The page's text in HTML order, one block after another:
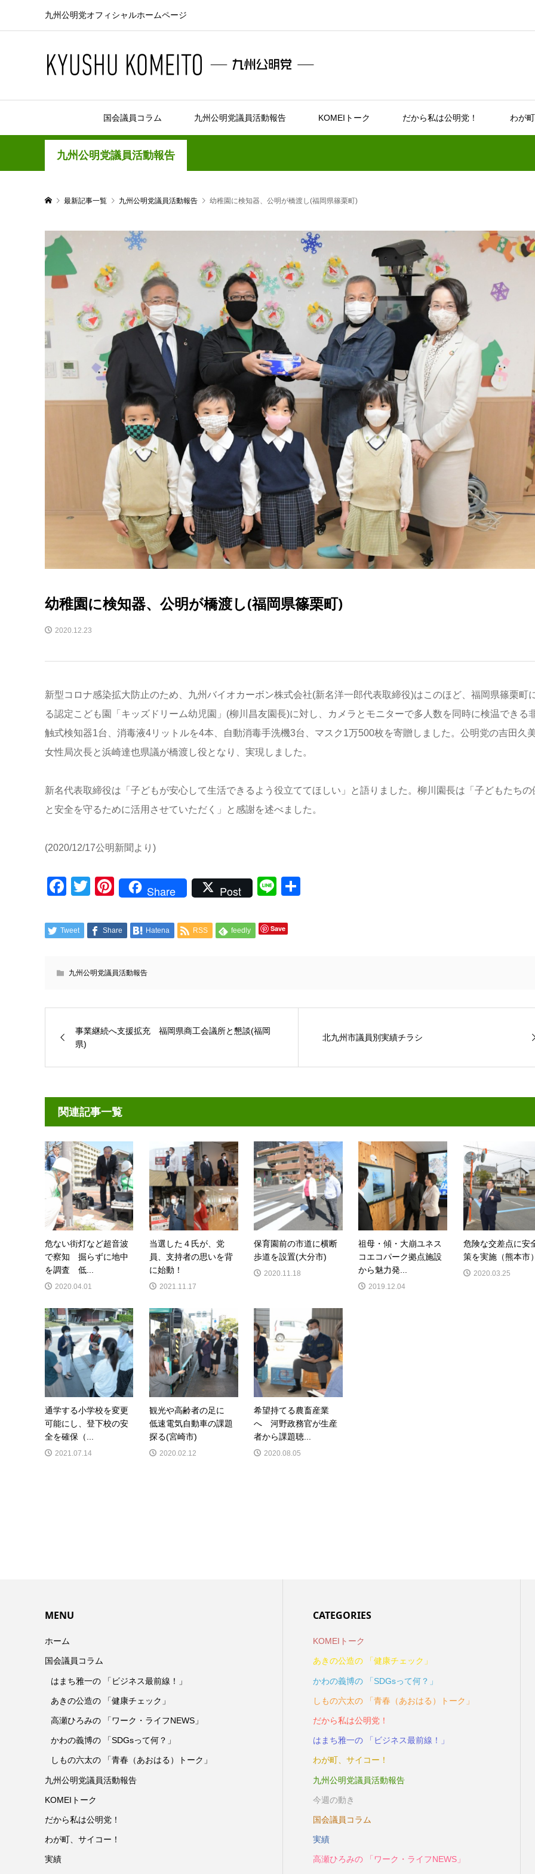
九州公明党オフィシャルホームページ
国会議員コラム 九州公明党議員活動報告 KOMEIトーク だから私は公明党！ わが
九州公明党議員活動報告
最新記事一覧 九州公明党議員活動報告 幼稚園に検知器、公明が橋渡し(福岡県篠栗町)
幼稚園に検知器、公明が橋渡し(福岡県篠栗町)
2020.12.23
新型コロナ感染拡大防止のため、九州バイオカーボン株式会社(新名洋一郎代表取締役)はこのほど、福岡県篠栗町
る認定こども園「キッズドリーム幼児園」(柳川昌友園長)に対し、カメラとモニターで多人数を同時に検温できる
触式検知器1台、消毒液4リットルを4本、自動消毒手洗機3台、マスク1万500枚を寄贈しました。公明党の吉田久
女性局次長と浜崎達也県議が橋渡し役となり、実現しました。
新名代表取締役は「子どもが安心して生活できるよう役立ててほしい」と語りました。柳川園長は「子どもたちの
と安全を守るために活用させていただく」と感謝を述べました。
(2020/12/17公明新聞より)
Facebook
TwitterPinterest
Share Post Line
Tweet Share Hatena RSS feedly Save
九州公明党議員活動報告
事業継続へ支援拡充 福岡県商工会議所と懇談(福岡
県)
北九州市議員別実績チラシ
関連記事一覧
危ない街灯など超音波
で察知 掘らずに地中
を調査 低...
2020.04.01
当選した４氏が、党
員、支持者の思いを背
に始動！
2021.11.17
保育園前の市道に横断
歩道を設置(大分市)
2020.11.18
祖母・傾・大崩ユネス
コエコパーク拠点施設
から魅力発...
2019.12.04
危険な交差点に安
策を実施（熊本市
2020.03.25
通学する小学校を変更
可能にし、登下校の安
全を確保（...
2021.07.14
観光や高齢者の足に
低速電気自動車の課題
探る(宮崎市)
2020.02.12
希望持てる農畜産業
へ 河野政務官が生産
者から課題聴...
2020.08.05
MENU
ホーム
国会議員コラム
はまち雅一の 「ビジネス最前線！」
あきの公造の 「健康チェック」
高瀬ひろみの 「ワーク・ライフNEWS」
かわの義博の 「SDGsって何？」
しもの六太の 「青春（あおはる）トーク」
九州公明党議員活動報告
KOMEIトーク
だから私は公明党！
わが町、サイコー！
実績
CATEGORIES
KOMEIトーク
あきの公造の 「健康チェック」
かわの義博の 「SDGsって何？」
しもの六太の 「青春（あおはる）トーク」
だから私は公明党！
はまち雅一の 「ビジネス最前線！」
わが町、サイコー！
九州公明党議員活動報告
今週の動き
国会議員コラム
実績
高瀬ひろみの 「ワーク・ライフNEWS」